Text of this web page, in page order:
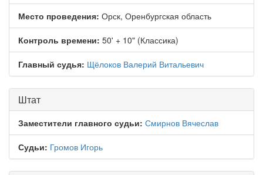
Место проведения: Орск, Оренбургская область
Контроль времени: 50' + 10" (Классика)
Главный судья: Щёлоков Валерий Витальевич
Штат
Заместители главного судьи: Смирнов Вячеслав
Судьи: Громов Игорь